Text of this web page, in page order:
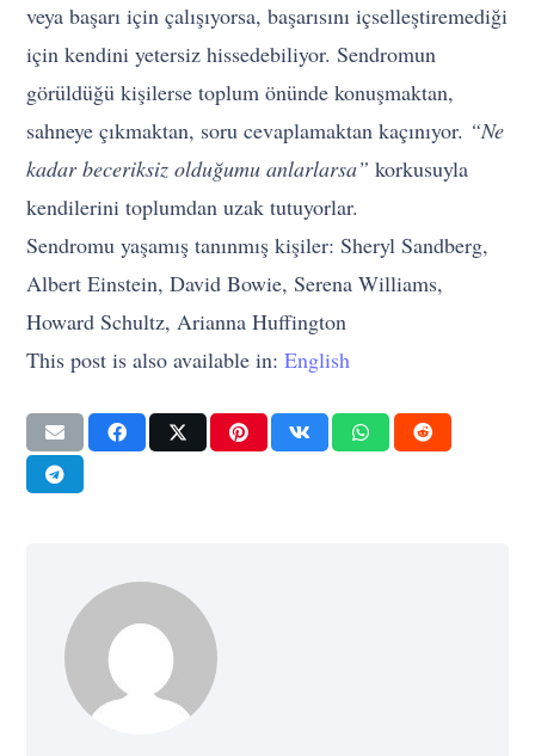
veya başarı için çalışıyorsa, başarısını içselleştiremediği
için kendini yetersiz hissedebiliyor. Sendromun
görüldüğü kişilerse toplum önünde konuşmaktan,
sahneye çıkmaktan, soru cevaplamaktan kaçınıyor. “Ne
kadar beceriksiz olduğumu anlarlarsa” korkusuyla
kendilerini toplumdan uzak tutuyorlar.
Sendromu yaşamış tanınmış kişiler: Sheryl Sandberg,
Albert Einstein, David Bowie, Serena Williams,
Howard Schultz, Arianna Huffington
This post is also available in:English